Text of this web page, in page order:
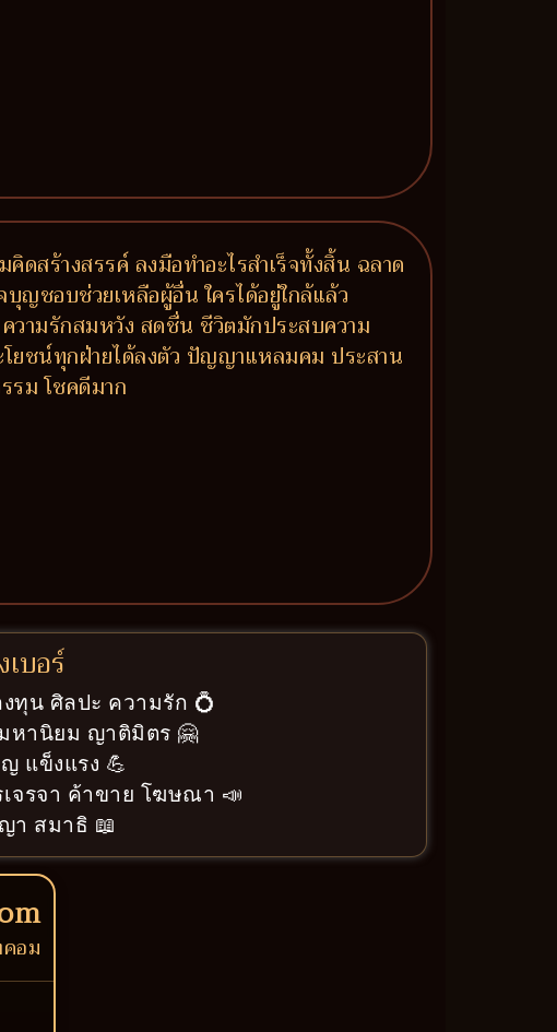
สร้างสรรค์ ลงมือทำอะไรสำเร็จทั้งสิ้น ฉลาด
ญชอบช่วยเหลือผู้อื่น ใครได้อยู่ใกล้แล้ว
วามรักสมหวัง สดชื่น ชีวิตมักประสบความ
โยชน์ทุกฝ่ายได้ลงตัว ปัญญาแหลมคม ประสาน
รม โชคดีมาก
บอร์
งทุน ศิลปะ ความรัก 💍
หานิยม ญาติมิตร 🤗
แข็งแรง 💪
เจรจา ค้าขาย โฆษณา 📣
า สมาธิ 📖
อม